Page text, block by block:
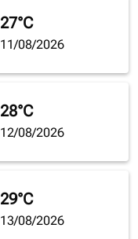
27°C
11/08/2026
28°C
12/08/2026
29°C
13/08/2026